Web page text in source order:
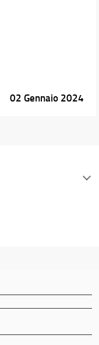
02 Gennaio 2024